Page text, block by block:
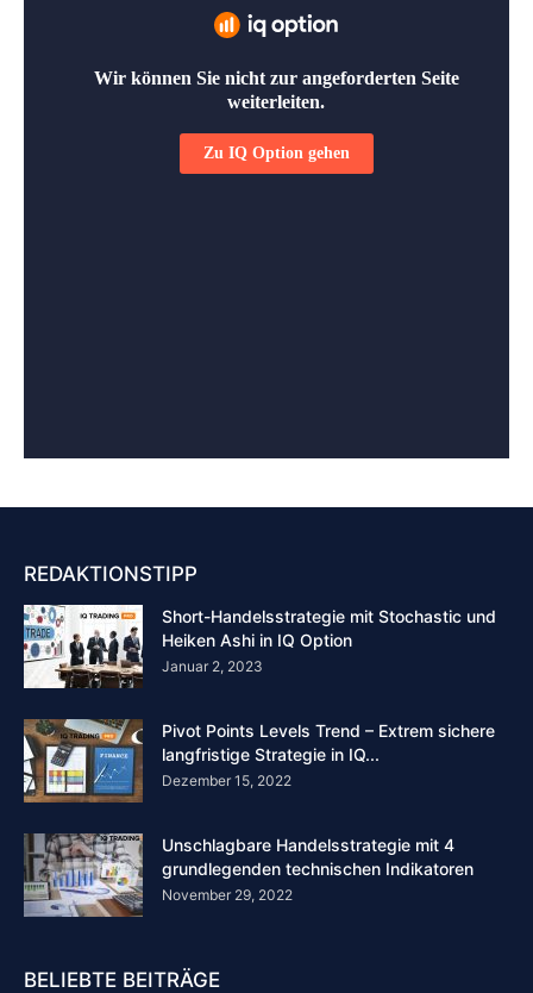
REDAKTIONSTIPP
Short-Handelsstrategie mit Stochastic und
Heiken Ashi in IQ Option
Januar 2, 2023
Pivot Points Levels Trend – Extrem sichere
langfristige Strategie in IQ...
Dezember 15, 2022
Unschlagbare Handelsstrategie mit 4
grundlegenden technischen Indikatoren
November 29, 2022
BELIEBTE BEITRÄGE